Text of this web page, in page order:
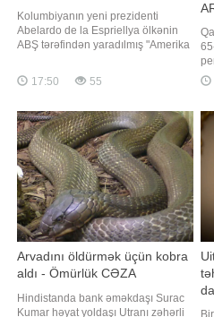
Kolumbiyanın yeni prezidenti
Abelardo de la Espriellya ölkənin
ABŞ tərəfindən yaradılmış "Amerika
bildirib. "Report" xəbər verir ki, o,
bunu avqustun 7-də keçirilən
dövlət başçısı kimi ilk çıxışında
deyib. De la Espriellyanı
17:50 55
Arvadını öldürmək üçün kobra
aldı - Ömürlük CƏZA
Hindistanda bank əməkdaşı Surac
Kumar həyat yoldaşı Utranı zəhərli